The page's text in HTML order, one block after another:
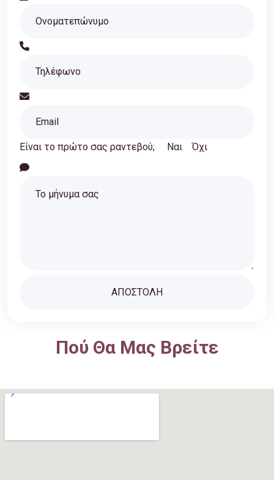
Είναι το πρώτο σας ραντεβού; Ναι Όχι
Πού Θα Μας Βρείτε